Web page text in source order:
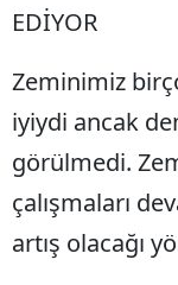
EDİYOR
Zeminimiz
iyiydi ancak
görülmedi.
çalışmaları
artış olacağı